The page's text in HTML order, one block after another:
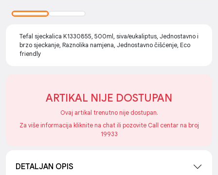
Tefal sjeckalica K1330855, 500ml, siva/eukaliptus, Jednostavno i
brzo sjeckanje, Raznolika namjena, Jednostavno čišćenje, Eco
friendly
ARTIKAL NIJE DOSTUPAN
Ovaj artikal trenutno nije dostupan.
Za više informacija kliknite na chat ili pozovite Call centar na broj
19933
DETALJAN OPIS